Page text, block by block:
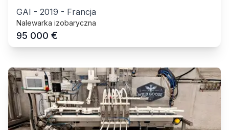
GAI - 2019 - Francja
Nalewarka izobaryczna
95 000 €